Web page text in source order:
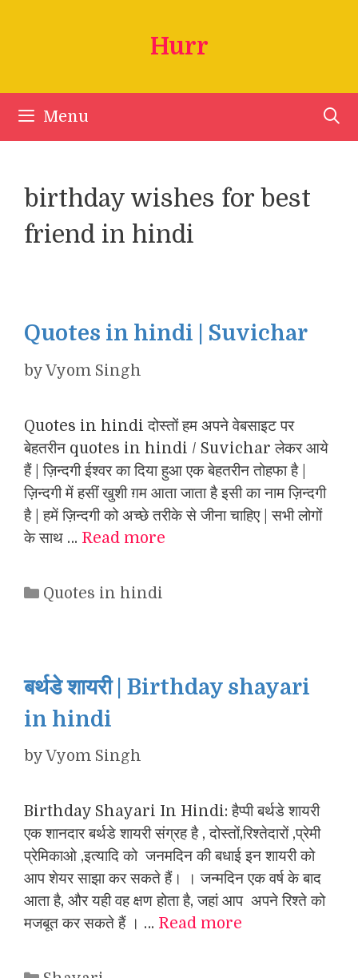
Hurr
Menu
birthday wishes for best
friend in hindi
Quotes in hindi | Suvichar
byVyom Singh
Quotes in hindi दोस्तों हम अपने वेबसाइट पर
बेहतरीन quotes in hindi / Suvichar लेकर आये
हैं | ज़िन्दगी ईश्वर का दिया हुआ एक बेहतरीन तोहफा है |
ज़िन्दगी में हसीं खुशी ग़म आता जाता है इसी का नाम ज़िन्दगी
है | हमें ज़िन्दगी को अच्छे तरीके से जीना चाहिए | सभी लोगों
के साथ … Read more
Categories
Quotes in hindi
बर्थडे शायरी | Birthday shayari
in hindi
byVyom Singh
Birthday Shayari In Hindi: हैप्पी बर्थडे शायरी
एक शानदार बर्थडे शायरी संग्रह है , दोस्तों,रिश्तेदारों ,प्रेमी
प्रेमिकाओ ,इत्यादि को जनमदिन की बधाई इन शायरी को
आप शेयर साझा कर सकते हैं। । जन्मदिन एक वर्ष के बाद
आता है, और यही वह क्षण होता है, जहां आप अपने रिश्ते को
मजबूत कर सकते हैं । … Read more